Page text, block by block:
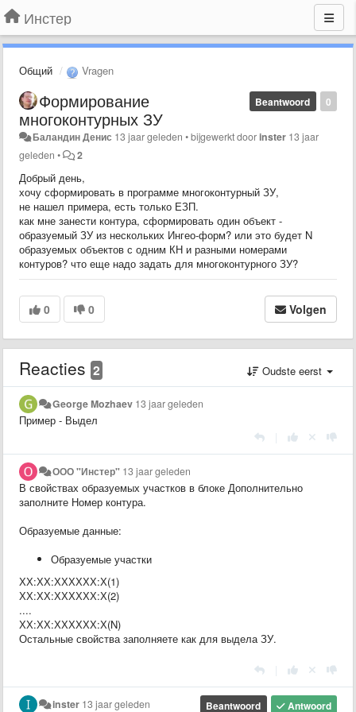
Инстер
Общий Vragen
0
Beantwoord
Формирование
многоконтурных ЗУ
Баландин Денис 13 jaar geleden •bijgewerkt doorinster 13 jaar
geleden • 2
Добрый день,
хочу сформировать в программе многоконтурный ЗУ,
не нашел примера, есть только ЕЗП.
как мне занести контура, сформировать один объект -
образуемый ЗУ из нескольких Ингео-форм? или это будет N
образуемых объектов с одним КН и разными номерами
контуров? что еще надо задать для многоконтурного ЗУ?
0 0 Volgen
Reacties 2 Oudste eerst
George Mozhaev 13 jaar geleden
Пример - Выдел
ООО "Инстер" 13 jaar geleden
В свойствах образуемых участков в блоке Дополнительно
заполните Номер контура.
Образуемые данные:
Образуемые участки
ХХ:ХХ:ХХХХХХ:Х(1)
ХХ:ХХ:ХХХХХХ:Х(2)
....
ХХ:ХХ:ХХХХХХ:Х(N)
Остальные свойства заполняете как для выдела ЗУ.
Antwoord
Beantwoord
inster 13 jaar geleden